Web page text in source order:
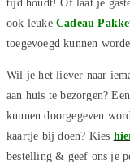
tijd houdt! Of laat je
ook leukeCadeau
toegevoegd kunnen
Wil je het liever naar
aan huis te bezorgen?
kunnen doorgegeven
kaartje bij doen? Kies
bestelling & geef ons je